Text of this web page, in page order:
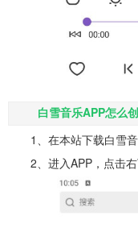
白雪音乐APP怎么
1、在本站下载白雪
2、进入APP，点击